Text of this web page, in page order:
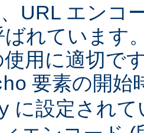
URL エンコ
ばれています
使用に適切で
要素の開始
に設定され